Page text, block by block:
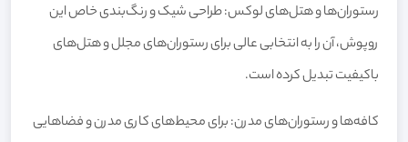
رستوران‌ها و هتل‌های لوکس: طراحی شیک و رنگ‌بندی خاص این
روپوش، آن را به انتخابی عالی برای رستوران‌های مجلل و هتل‌های
باکیفیت تبدیل کرده است.
کافه‌ها و رستوران‌های مدرن: برای محیط‌های کاری مدرن و فضاهایی